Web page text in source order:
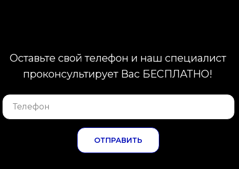
ОТПРАВИТЬ
Оставьте свой телефон и наш специалист
проконсультирует Вас БЕСПЛАТНО!